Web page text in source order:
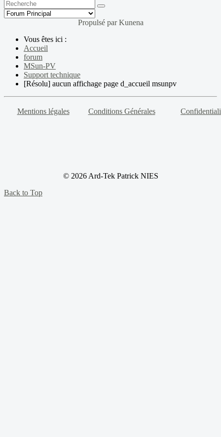
Propulsé parKunena
Vous êtes ici :
Accueil
forum
MSun-PV
Support technique
[Résolu] aucun affichage page d_accueil msunpv
Mentions légales Conditions Générales
© 2026 Ard-Tek Patrick NIES
Back to Top